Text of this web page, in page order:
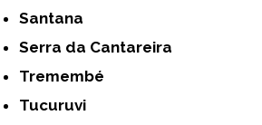
Santana
Serra da Cantareira
Tremembé
Tucuruvi